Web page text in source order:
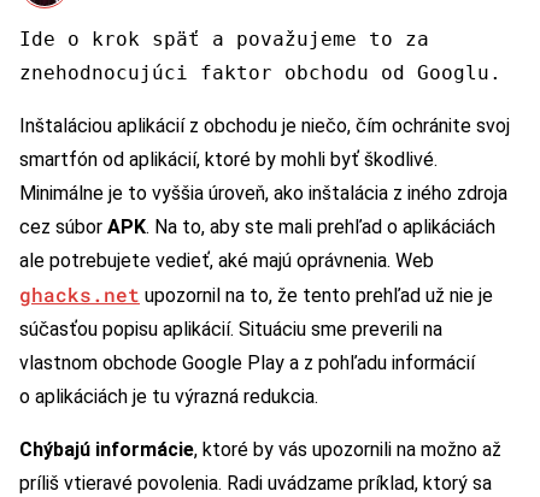
Ide o krok späť a považujeme to za
znehodnocujúci faktor obchodu od Googlu.
Inštaláciou aplikácií z obchodu je niečo, čím ochránite svoj
smartfón od aplikácií, ktoré by mohli byť škodlivé.
Minimálne je to vyššia úroveň, ako inštalácia z iného zdroja
cez súbor APK. Na to, aby ste mali prehľad o aplikáciách
ale potrebujete vedieť, aké majú oprávnenia. Web
ghacks.net upozornil na to, že tento prehľad už nie je
súčasťou popisu aplikácií. Situáciu sme preverili na
vlastnom obchode Google Play a z pohľadu informácií
o aplikáciách je tu výrazná redukcia.
Chýbajú informácie, ktoré by vás upozornili na možno až
príliš vtieravé povolenia. Radi uvádzame príklad, ktorý sa